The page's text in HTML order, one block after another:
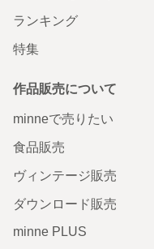
ランキング
特集
作品販売について
minneで売りたい
食品販売
ヴィンテージ販売
ダウンロード販売
minne PLUS